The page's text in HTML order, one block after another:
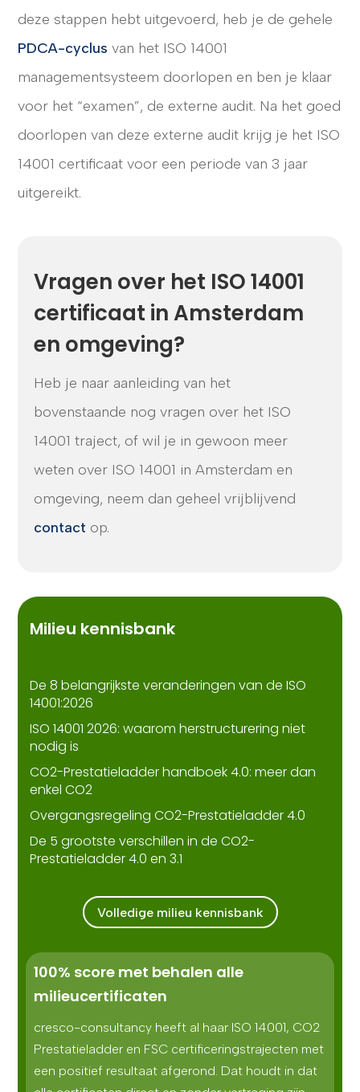
deze stappen hebt uitgevoerd, heb je de gehele
PDCA-cyclus van het ISO 14001
managementsysteem doorlopen en ben je klaar
voor het “examen”, de externe audit. Na het goed
doorlopen van deze externe audit krijg je het ISO
14001 certificaat voor een periode van 3 jaar
uitgereikt.
Vragen over het ISO 14001
certificaat in Amsterdam
en omgeving?
Heb je naar aanleiding van het
bovenstaande nog vragen over het ISO
14001 traject, of wil je in gewoon meer
weten over ISO 14001 in Amsterdam en
omgeving, neem dan geheel vrijblijvend
contact op.
Milieu kennisbank
De 8 belangrijkste veranderingen van de ISO
14001:2026
ISO 14001 2026: waarom herstructurering niet
nodig is
CO2-Prestatieladder handboek 4.0: meer dan
enkel CO2
Overgangsregeling CO2-Prestatieladder 4.0
De 5 grootste verschillen in de CO2-
Prestatieladder 4.0 en 3.1
Volledige milieu kennisbank
100% score met behalen alle
milieucertificaten
cresco-consultancy heeft al haar ISO 14001, CO2
Prestatieladder en FSC certificeringstrajecten met
een positief resultaat afgerond. Dat houdt in dat